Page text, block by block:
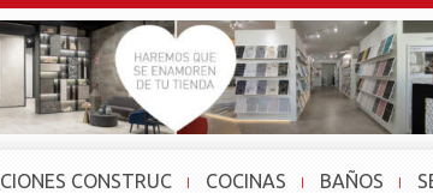
CONSTRUC COCINAS BAÑOS